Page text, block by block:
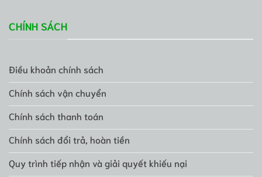
CHÍNH SÁCH
Điều khoản chính sách
Chính sách vận chuyển
Chính sách thanh toán
Chính sách đổi trả, hoàn tiền
Quy trình tiếp nhận và giải quyết khiếu nại